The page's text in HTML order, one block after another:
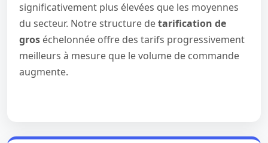
significativement plus élevées que les moyennes
du secteur. Notre structure detarification de
gros échelonnée offre des tarifs progressivement
meilleurs à mesure que le volume de commande
augmente.